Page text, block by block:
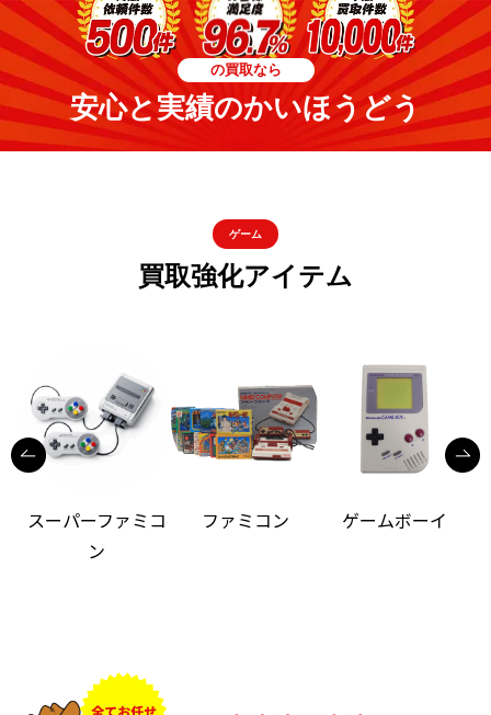
の買取なら
安心と実績のかいほうどう
ゲーム
買取強化アイテム
スーパーファミコ
ン
ファミコン ゲームボーイ